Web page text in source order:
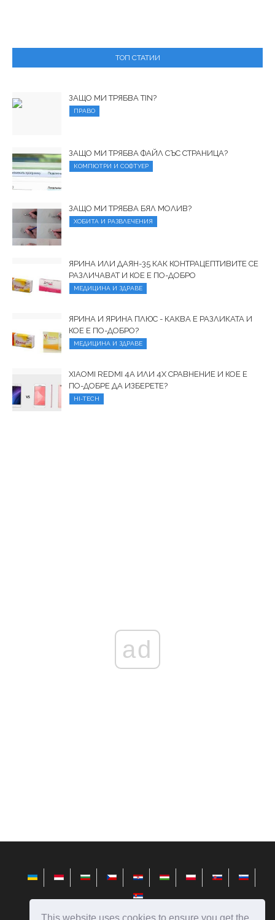
This website uses cookies to ensure you get the
ТОП СТАТИИ
ЗАЩО МИ ТРЯБВА TIN?
ПРАВО
ЗАЩО МИ ТРЯБВА ФАЙЛ СЪС СТРАНИЦА?
КОМПЮТРИ И СОФТУЕР
ЗАЩО МИ ТРЯБВА БЯЛ МОЛИВ?
ХОБИТА И РАЗВЛЕЧЕНИЯ
ЯРИНА ИЛИ ДАЯН-35 КАК КОНТРАЦЕПТИВИТЕ СЕ
РАЗЛИЧАВАТ И КОЕ Е ПО-ДОБРО
МЕДИЦИНА И ЗДРАВЕ
ЯРИНА И ЯРИНА ПЛЮС - КАКВА Е РАЗЛИКАТА И
КОЕ Е ПО-ДОБРО?
МЕДИЦИНА И ЗДРАВЕ
XIAOMI REDMI 4A ИЛИ 4X СРАВНЕНИЕ И КОЕ Е
ПО-ДОБРЕ ДА ИЗБЕРЕТЕ?
HI-TECH
ad